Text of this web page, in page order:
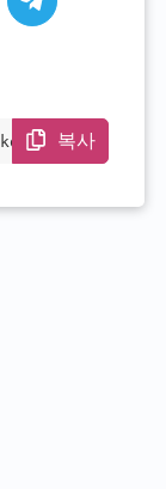
cpu/in
복사